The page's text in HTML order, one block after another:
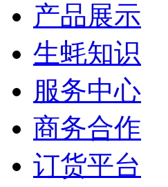
产品展示
生蚝知识
服务中心
商务合作
订货平台